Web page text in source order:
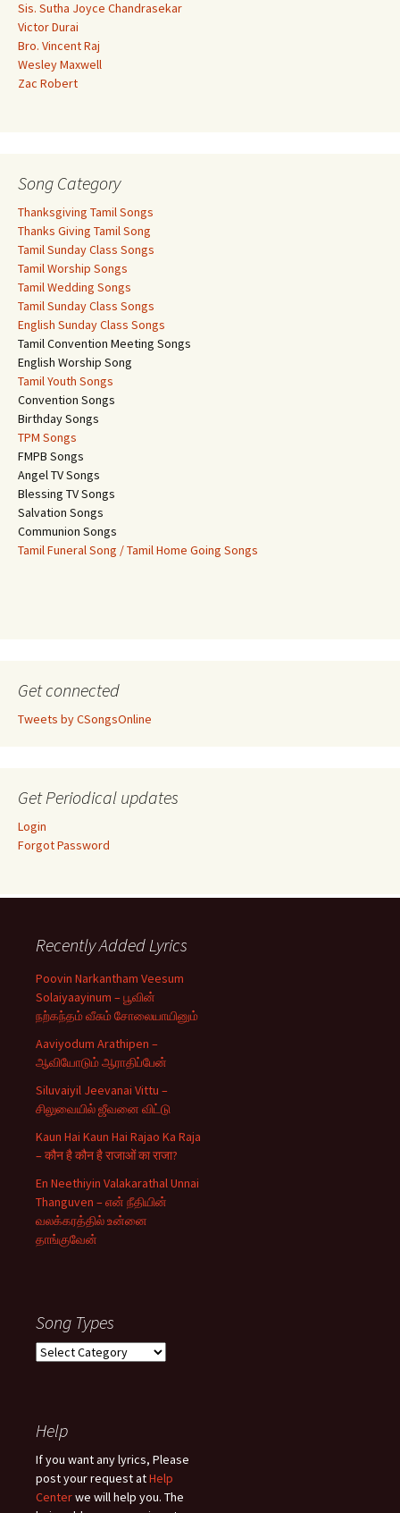
Sis. Sutha Joyce Chandrasekar
Victor Durai
Bro. Vincent Raj
Wesley Maxwell
Zac Robert
Song Category
Thanksgiving Tamil Songs
Thanks Giving Tamil Song
Tamil Sunday Class Songs
Tamil Worship Songs
Tamil Wedding Songs
Tamil Sunday Class Songs
English Sunday Class Songs
Tamil Convention Meeting Songs
English Worship Song
Tamil Youth Songs
Convention Songs
Birthday Songs
TPM Songs
FMPB Songs
Angel TV Songs
Blessing TV Songs
Salvation Songs
Communion Songs
Tamil Funeral Song / Tamil Home Going Songs
Get connected
Tweets by CSongsOnline
Get Periodical updates
Login
Forgot Password
Recently Added Lyrics
Poovin Narkantham Veesum
Solaiyaayinum – பூவின்
நற்கந்தம் வீசும் சோலையாயினும்
Aaviyodum Arathipen –
ஆவியோடும் ஆராதிப்பேன்
Siluvaiyil Jeevanai Vittu –
சிலுவையில் ஜீவனை விட்டு
Kaun Hai Kaun Hai Rajao Ka Raja
– कौन है कौन है राजाओं का राजा?
En Neethiyin Valakarathal Unnai
Thanguven – என் நீதியின்
வலக்கரத்தில் உன்னை
தாங்குவேன்
Song Types
Song
Help
If you want any lyrics, Please
post your request atHelp
Centerwe will help you. The